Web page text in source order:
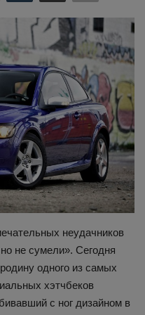
неудачников
не сумели». Сегодня
одного из самых
хэтчбеков
с ног дизайном в